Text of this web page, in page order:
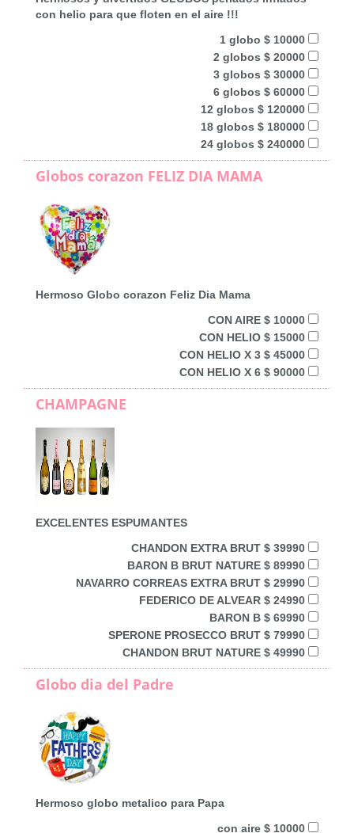
con helio para que floten en el aire !!!
1 globo $ 10000
2 globos $ 20000
3 globos $ 30000
6 globos $ 60000
12 globos $ 120000
18 globos $ 180000
24 globos $ 240000
Globos corazon FELIZ DIA MAMA
Hermoso Globo corazon Feliz Dia Mama
CON AIRE $ 10000
CON HELIO $ 15000
CON HELIO X 3 $ 45000
CON HELIO X 6 $ 90000
CHAMPAGNE
EXCELENTES ESPUMANTES
CHANDON EXTRA BRUT $ 39990
BARON B BRUT NATURE $ 89990
NAVARRO CORREAS EXTRA BRUT $ 29990
FEDERICO DE ALVEAR $ 24990
BARON B $ 69990
SPERONE PROSECCO BRUT $ 79990
CHANDON BRUT NATURE $ 49990
Globo dia del Padre
Hermoso globo metalico para Papa
con aire $ 10000